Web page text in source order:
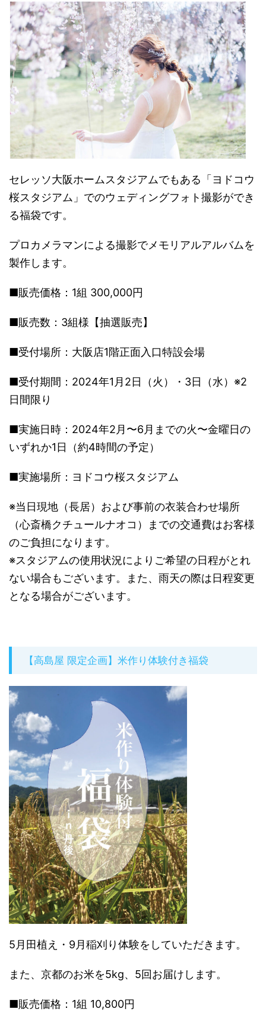
セレッソ大阪ホームスタジアムでもある「ヨドコウ
桜スタジアム」でのウェディングフォト撮影ができ
る福袋です。
プロカメラマンによる撮影でメモリアルアルバムを
製作します。
■販売価格：1組 300,000円
■販売数：3組様【抽選販売】
■受付場所：大阪店1階正面入口特設会場
■受付期間：2024年1月2日（火）・3日（水）※2
日間限り
■実施日時：2024年2月〜6月までの火〜金曜日の
いずれか1日（約4時間の予定）
■実施場所：ヨドコウ桜スタジアム
※当日現地（長居）および事前の衣装合わせ場所
（心斎橋クチュールナオコ）までの交通費はお客様
のご負担になります。
※スタジアムの使用状況によりご希望の日程がとれ
ない場合もございます。また、雨天の際は日程変更
となる場合がございます。
【高島屋 限定企画】米作り体験付き福袋
5月田植え・​9月稲刈り体験をしていただきます。
また、京都のお米を5kg、5回お届けします。
■販売価格：1組 10,800円